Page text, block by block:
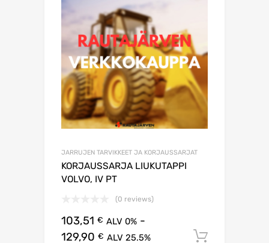
JARRUJEN TARVIKKEET JA KORJAUSSARJAT
KORJAUSSARJA LIUKUTAPPI
VOLVO, IV PT
(0 reviews)
103,51 € ALV 0% -
129,90 € ALV 25.5%